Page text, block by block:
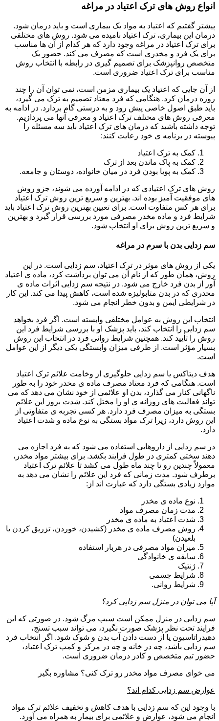
انواع روش های ترک اعتیاد در مراغه
پیشتر گفتیم که اعتیاد به مواد یک بیماری است و باید درمان شود.
درمان این بیماری، ترک اعتیاد نامیده می شود. روش های مختلفی
برای ترک اعتیاد در مراغه وجود دارد که هر کدام از آن ها مناسب
برای یک فرد و مخدری است که مصرف می کند. حضور یک
متخصص روانپزشک برای تصمیم گیری در رابطه با انتخاب روش
مناسب برای ترک اعتیاد ضروری است.
از آن جایی که اعتیاد یک بیماری مزمن است، نمی توان آن را چند
روزه درمان کرد. هنگامی که فرد معتاد تصمیم به ترک می گیرد،
باید طبق اصول خاصی پیش رود و به درستی گام بردارد. در ادامه به
معرفی روش های مختلف ترک اعتیاد و معرفی آنها می پردازیم.
توجه داشته باشید که درمان های ترک اعتیاد باید سه مسئله را
پیوسته در برنامه ی خود رعایت کنند:
کمک به ترک اعتیاد
کمک به پاک ماندن بعد از ترک
کمک به پویا بودن فرد در میان خانواده، دوستان و جامعه.
روش های ترک اعتیادی که در ادامه آورده می شوند، جزو روش
های موفقیت آمیز بوده اند. بهترین و سریع ترین روش ترک اعتیاد
برای هر کس متفاوت است. برای تعیین بهترین روش ترک اعتیاد باید
شرایط فرد و ماده مخدر مصرفی مورد بررسی قرار گیرد و بهترین
و سریع ترین روش برای او انتخاب شود.
سم زدایی بدن با سرم در مراغه
یکی از روش های موثر در ترک اعتیاد، سم زدایی است. در این
روش، همان طور که از نام آن می توان برداشت کرد، ماده ی اعتیاد
آور از بدن فرد خارج می شود. در نتیجه سم زدایی اثرات ماده ی
مخدری که در بدن متابولیزه شده است، کاهش پیدا می کند. این کار
در شرایطی ایمن و بدون خطر انجام می شود.
انتخاب این روش به عوامل مختلفی وابسته است. اگر فرد بخواهد
سم زدایی را انتخاب کند، باید پزشک او با بررسی شرایط فرد این
روش را تأیید کند. همچنین شرایط روانی فرد در انتخاب این روش
بسیار مؤثر است. از طرفی میزان وابستگی یکی دیگر از این عوامل
است.
هدف دیتاکس یا سم زدایی جلوگیری از وخامت علائم ترک اعتیاد
است. هنگامی که فرد معتاد مصرف ماده ی مخدر خود را به طور
ناگهانی کنار می گذارد، بدن او علائمی از خود نشان می دهد که می
تواند فعالیت های روزانه ی او را مختل کند. شدت بروز این علائم
بستگی به میزان مصرف فرد دارد. هر کسی تجربه ی متفاوتی از
این روش دارد، زیرا ترک مواد بستگی به نوع ماده و شدت اعتیاد
دارد.
در سم زدایی از داروهایی استفاده می شود که به فرد اجازه می
دهند سختی کمتری در طول فرایند بکشد. برای بیشتر مواد مخدر،
معمولاً چندین رو تا چند ماه طول می کشد تا علائم ترک اعتیاد
برطرف شود. مدت زمانی که فرد این علائم را نشان می دهد به
موارد زیادی بستگی دارد که عبارت اند از:
نوع ماده ی مخدر
مدت زمان مصرف مواد
شدت اعتیاد به ماده ی مخدر
روش مصرف ماده ی مخدر (کشیدن، خوردن، تزریق کردن یا
بلعیدن)
میزان مواد مصرفی در هربار استفاده
سابقه ی خانوادگی
ژنتیک
شرایط جسمی
شرایط روانی.
آیا می توان در منزل سم زدایی کرد؟
سم زدایی در منزل ممکن است سبب مرگ شود. در صورتی که این
فرایند تحت نظر پزشک صورت نگیرد، می تواند سبب تسنج،
دهیدراتاسیون یا از دست دادن آب بدن و شوک شود. اگر انتخاب فرد
سم زدایی باشد، چه در خانه و چه در مرکز و کمپ ترک اعتیاد،
حضور تیم متخصص و کادر درمان ضروری است.
می خوای مصرف مواد مخدر رو ترک کنی؟ مشاوره بگیر
عوارض سم زدایی کدام اند؟
با وجود این که سم زدایی با هدف کاهش و تخفیف علائم ترک مواد
انجام می شود، عوارض و علائمی برای بیمار به همراه می آورد.